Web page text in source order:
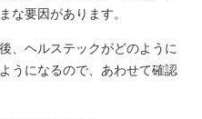
な要因があります。
、ヘルステックがどのように
うになるので、あわせて確認